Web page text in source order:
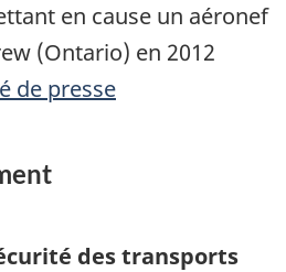
en cause un aéronef
(Ontario) en 2012
de presse
des transports